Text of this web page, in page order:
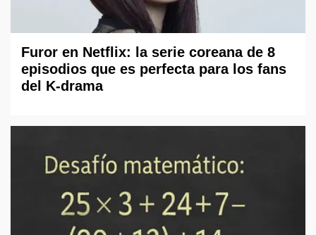
Furor en Netflix: la serie coreana de 8
episodios que es perfecta para los fans
del K-drama